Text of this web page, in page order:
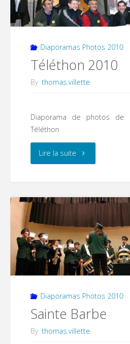
Diaporamas Photos 2010
Téléthon 2010
By thomas.villette
Diaporama de photos de
Téléthon
Lire la suite"Téléthon
Diaporamas Photos 2010
Sainte Barbe
By thomas.villette